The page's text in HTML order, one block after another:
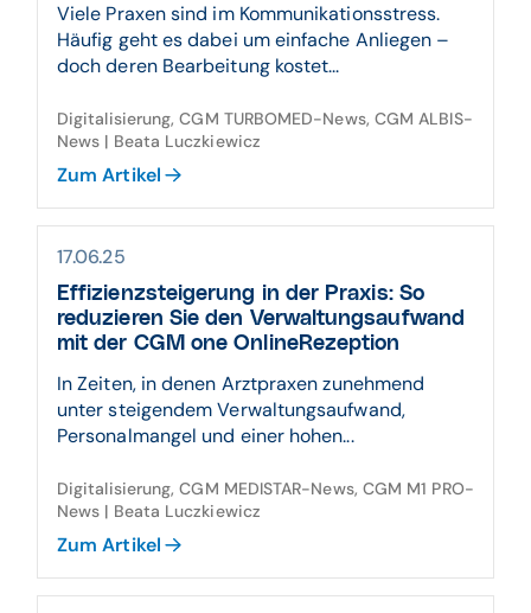
Viele Praxen sind im Kommunikationsstress.
Häufig geht es dabei um einfache Anliegen –
doch deren Bearbeitung kostet...
Digitalisierung, CGM TURBOMED-News, CGM ALBIS-
News | Beata Luczkiewicz
Zum Artikel
17.06.25
Effizienzsteigerung in der Praxis: So
reduzieren Sie den Verwaltungsaufwand
mit der CGM one OnlineRezeption
In Zeiten, in denen Arztpraxen zunehmend
unter steigendem Verwaltungsaufwand,
Personalmangel und einer hohen...
Digitalisierung, CGM MEDISTAR-News, CGM M1 PRO-
News | Beata Luczkiewicz
Zum Artikel